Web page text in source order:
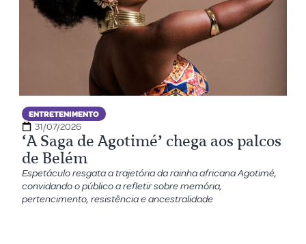
ENTRETENIMENTO
31/07/2026
‘A Saga de Agotimé’ chega aos palcos
de Belém
Espetáculo resgata a trajetória da rainha africana Agotimé,
convidando o público a refletir sobre memória,
pertencimento, resistência e ancestralidade